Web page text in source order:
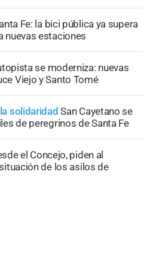
Fe: la bici pública ya supera
nuevas estaciones
se moderniza: nuevas
Viejo y Santo Tomé
solidaridad San Cayetano se
de peregrinos de Santa Fe
el Concejo, piden al
de los asilos de